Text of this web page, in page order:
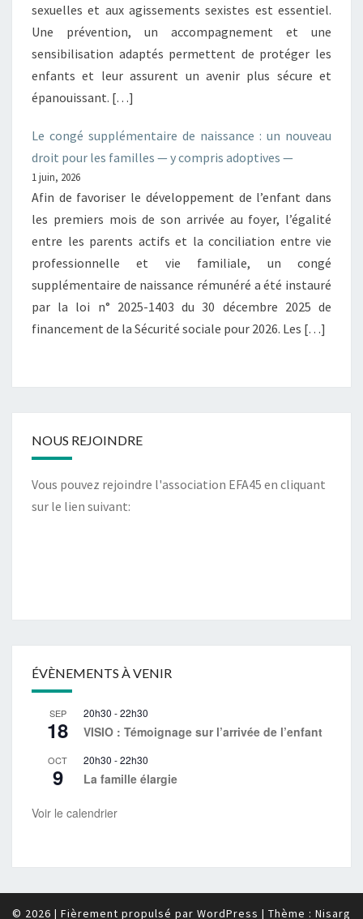
sexuelles et aux agissements sexistes est essentiel.
Une prévention, un accompagnement et une
sensibilisation adaptés permettent de protéger les
enfants et leur assurent un avenir plus sécure et
épanouissant. […]
Le congé supplémentaire de naissance : un nouveau
droit pour les familles — y compris adoptives —
1 juin, 2026
Afin de favoriser le développement de l’enfant dans
les premiers mois de son arrivée au foyer, l’égalité
entre les parents actifs et la conciliation entre vie
professionnelle et vie familiale, un congé
supplémentaire de naissance rémunéré a été instauré
par la loi n° 2025-1403 du 30 décembre 2025 de
financement de la Sécurité sociale pour 2026. Les […]
NOUS REJOINDRE
Vous pouvez rejoindre l'association EFA45 en cliquant
sur le lien suivant:
ÉVÈNEMENTS À VENIR
SEP
18
20h30 -22h30
VISIO : Témoignage sur l’arrivée de l’enfant
OCT
9
20h30 -22h30
La famille élargie
Voir le calendrier
© 2026 | Fièrement propulsé par WordPress | Thème : Nisarg